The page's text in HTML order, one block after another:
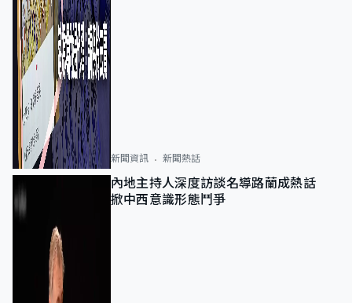
新聞資訊 新聞熱話
內地主持人深度訪談名導路蘭成熱話
掀中西意識形態鬥爭